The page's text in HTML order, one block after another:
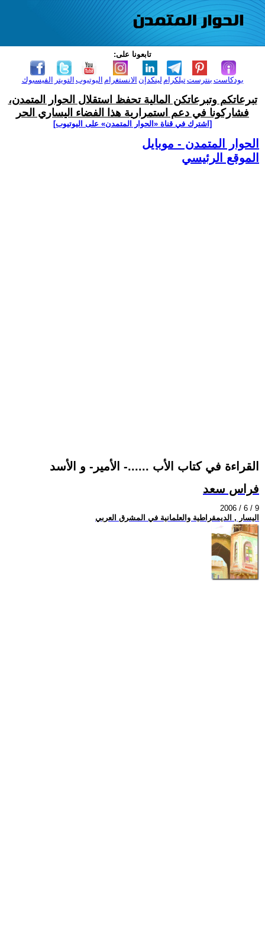
تابعونا على:
الفيسبوك التويتر اليوتيوب الانستغرام لينكدإن تيلكرامبنترست بودكاست
تبرعاتكم وتبرعاتكن المالية تحفظ استقلال الحوار المتمدن،
فشاركونا في دعم استمرارية هذا الفضاء اليساري الحر
[اشترك في قناة ‫«الحوار المتمدن» على اليوتيوب]
الحوار المتمدن - موبايل
الموقع الرئيسي
القراءة في كتاب الأب ......- الأمير- و الأسد
فراس سعد
2006 / 6 / 9
اليسار , الديمقراطية والعلمانية في المشرق العربي